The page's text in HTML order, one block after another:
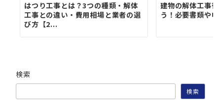
はつり工事とは？3つの種類・解体
工事との違い・費用相場と業者の選
び方【2...
建物の解体工事
う！必要書類や
検索
検索